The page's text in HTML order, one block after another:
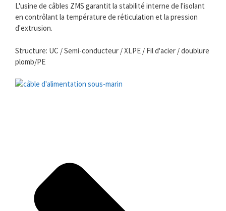
L'usine de câbles ZMS garantit la stabilité interne de l'isolant
en contrôlant la température de réticulation et la pression
d'extrusion.
Structure: UC / Semi-conducteur / XLPE / Fil d'acier / doublure
plomb/PE